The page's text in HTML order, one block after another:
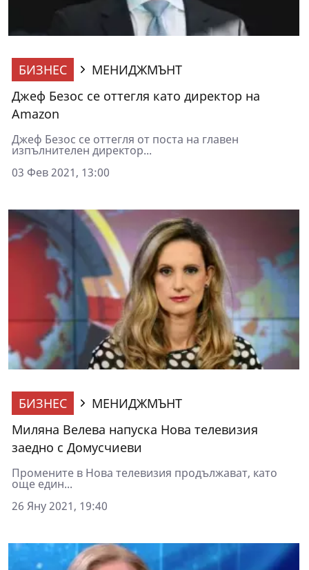
БИЗНЕС
МЕНИДЖМЪНТ
Джеф Безос се оттегля като директор на
Amazon
Джеф Безос се оттегля от поста на главен
изпълнителен директор...
03 Фев 2021, 13:00
БИЗНЕС
МЕНИДЖМЪНТ
Миляна Велева напуска Нова телевизия
заедно с Домусчиеви
Промените в Нова телевизия продължават, като
още един...
26 Яну 2021, 19:40